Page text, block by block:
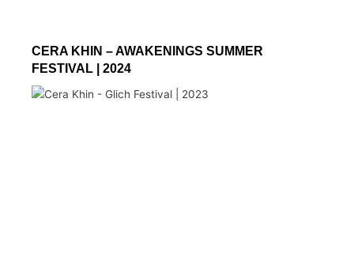
CERA KHIN – AWAKENINGS SUMMER
FESTIVAL | 2024